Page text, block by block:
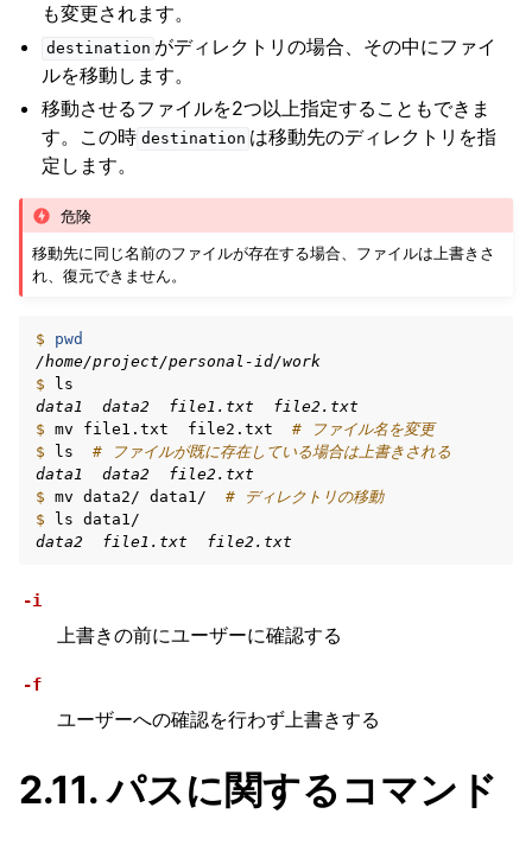
も変更されます。
destination がディレクトリの場合、その中にファイ
ルを移動します。
移動させるファイルを2つ以上指定することもできま
す。この時 destination は移動先のディレクトリを指
定します。
危険
移動先に同じ名前のファイルが存在する場合、ファイルは上書きさ
れ、復元できません。
$ pwd
/home/project/personal-id/work
$
data1  data2  file1.txt  file2.txt
$ mv file1.txt file2.txt
# ファイル名を変更
$
ls
# ファイルが既に存在している場合は上書きされる
data1  data2  file2.txt
$ mv data2/ data1/
# ディレクトリの移動
$
ls
data2  file1.txt  file2.txt
-i
上書きの前にユーザーに確認する
-f
ユーザーへの確認を行わず上書きする
2.11.パスに関するコマンド